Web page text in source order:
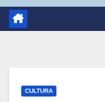
CULTURA